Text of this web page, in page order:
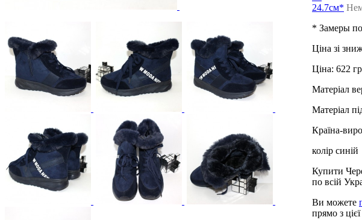
24.7см*
* Замеры по
Ціна зі
Ціна: 622
Матеріал
Матеріал
Країна-
колір синій
Купити
по всій
Ви можете
прямо з